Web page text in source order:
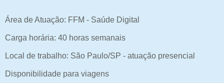
Área de Atuação: FFM - Saúde Digital
Carga horária: 40 horas semanais
Local de trabalho: São Paulo/SP - atuação presencial
Disponibilidade para viagens